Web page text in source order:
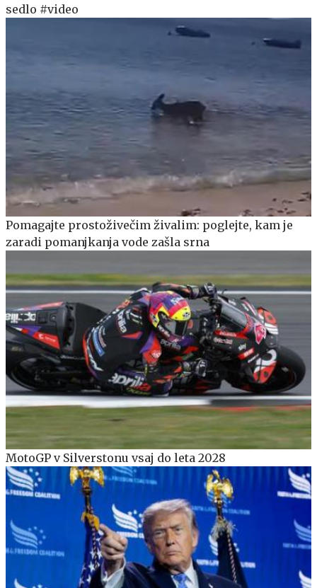
sedlo #video
Pomagajte prostoživečim živalim: poglejte, kam je
zaradi pomanjkanja vode zašla srna
MotoGP v Silverstonu vsaj do leta 2028